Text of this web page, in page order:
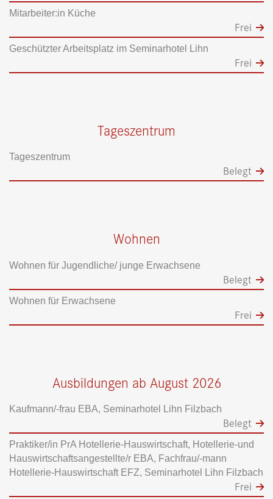
Mitarbeiter:in Küche
Frei
Geschützter Arbeitsplatz im Seminarhotel Lihn
Frei
Tageszentrum
Tageszentrum
Belegt
Wohnen
Wohnen für Jugendliche/ junge Erwachsene
Belegt
Wohnen für Erwachsene
Frei
Ausbildungen ab August 2026
Kaufmann/-frau EBA, Seminarhotel Lihn Filzbach
Belegt
Praktiker/in PrA Hotellerie-Hauswirtschaft, Hotellerie-und
Hauswirtschaftsangestellte/r EBA, Fachfrau/-mann
Hotellerie-Hauswirtschaft EFZ, Seminarhotel Lihn Filzbach
Frei